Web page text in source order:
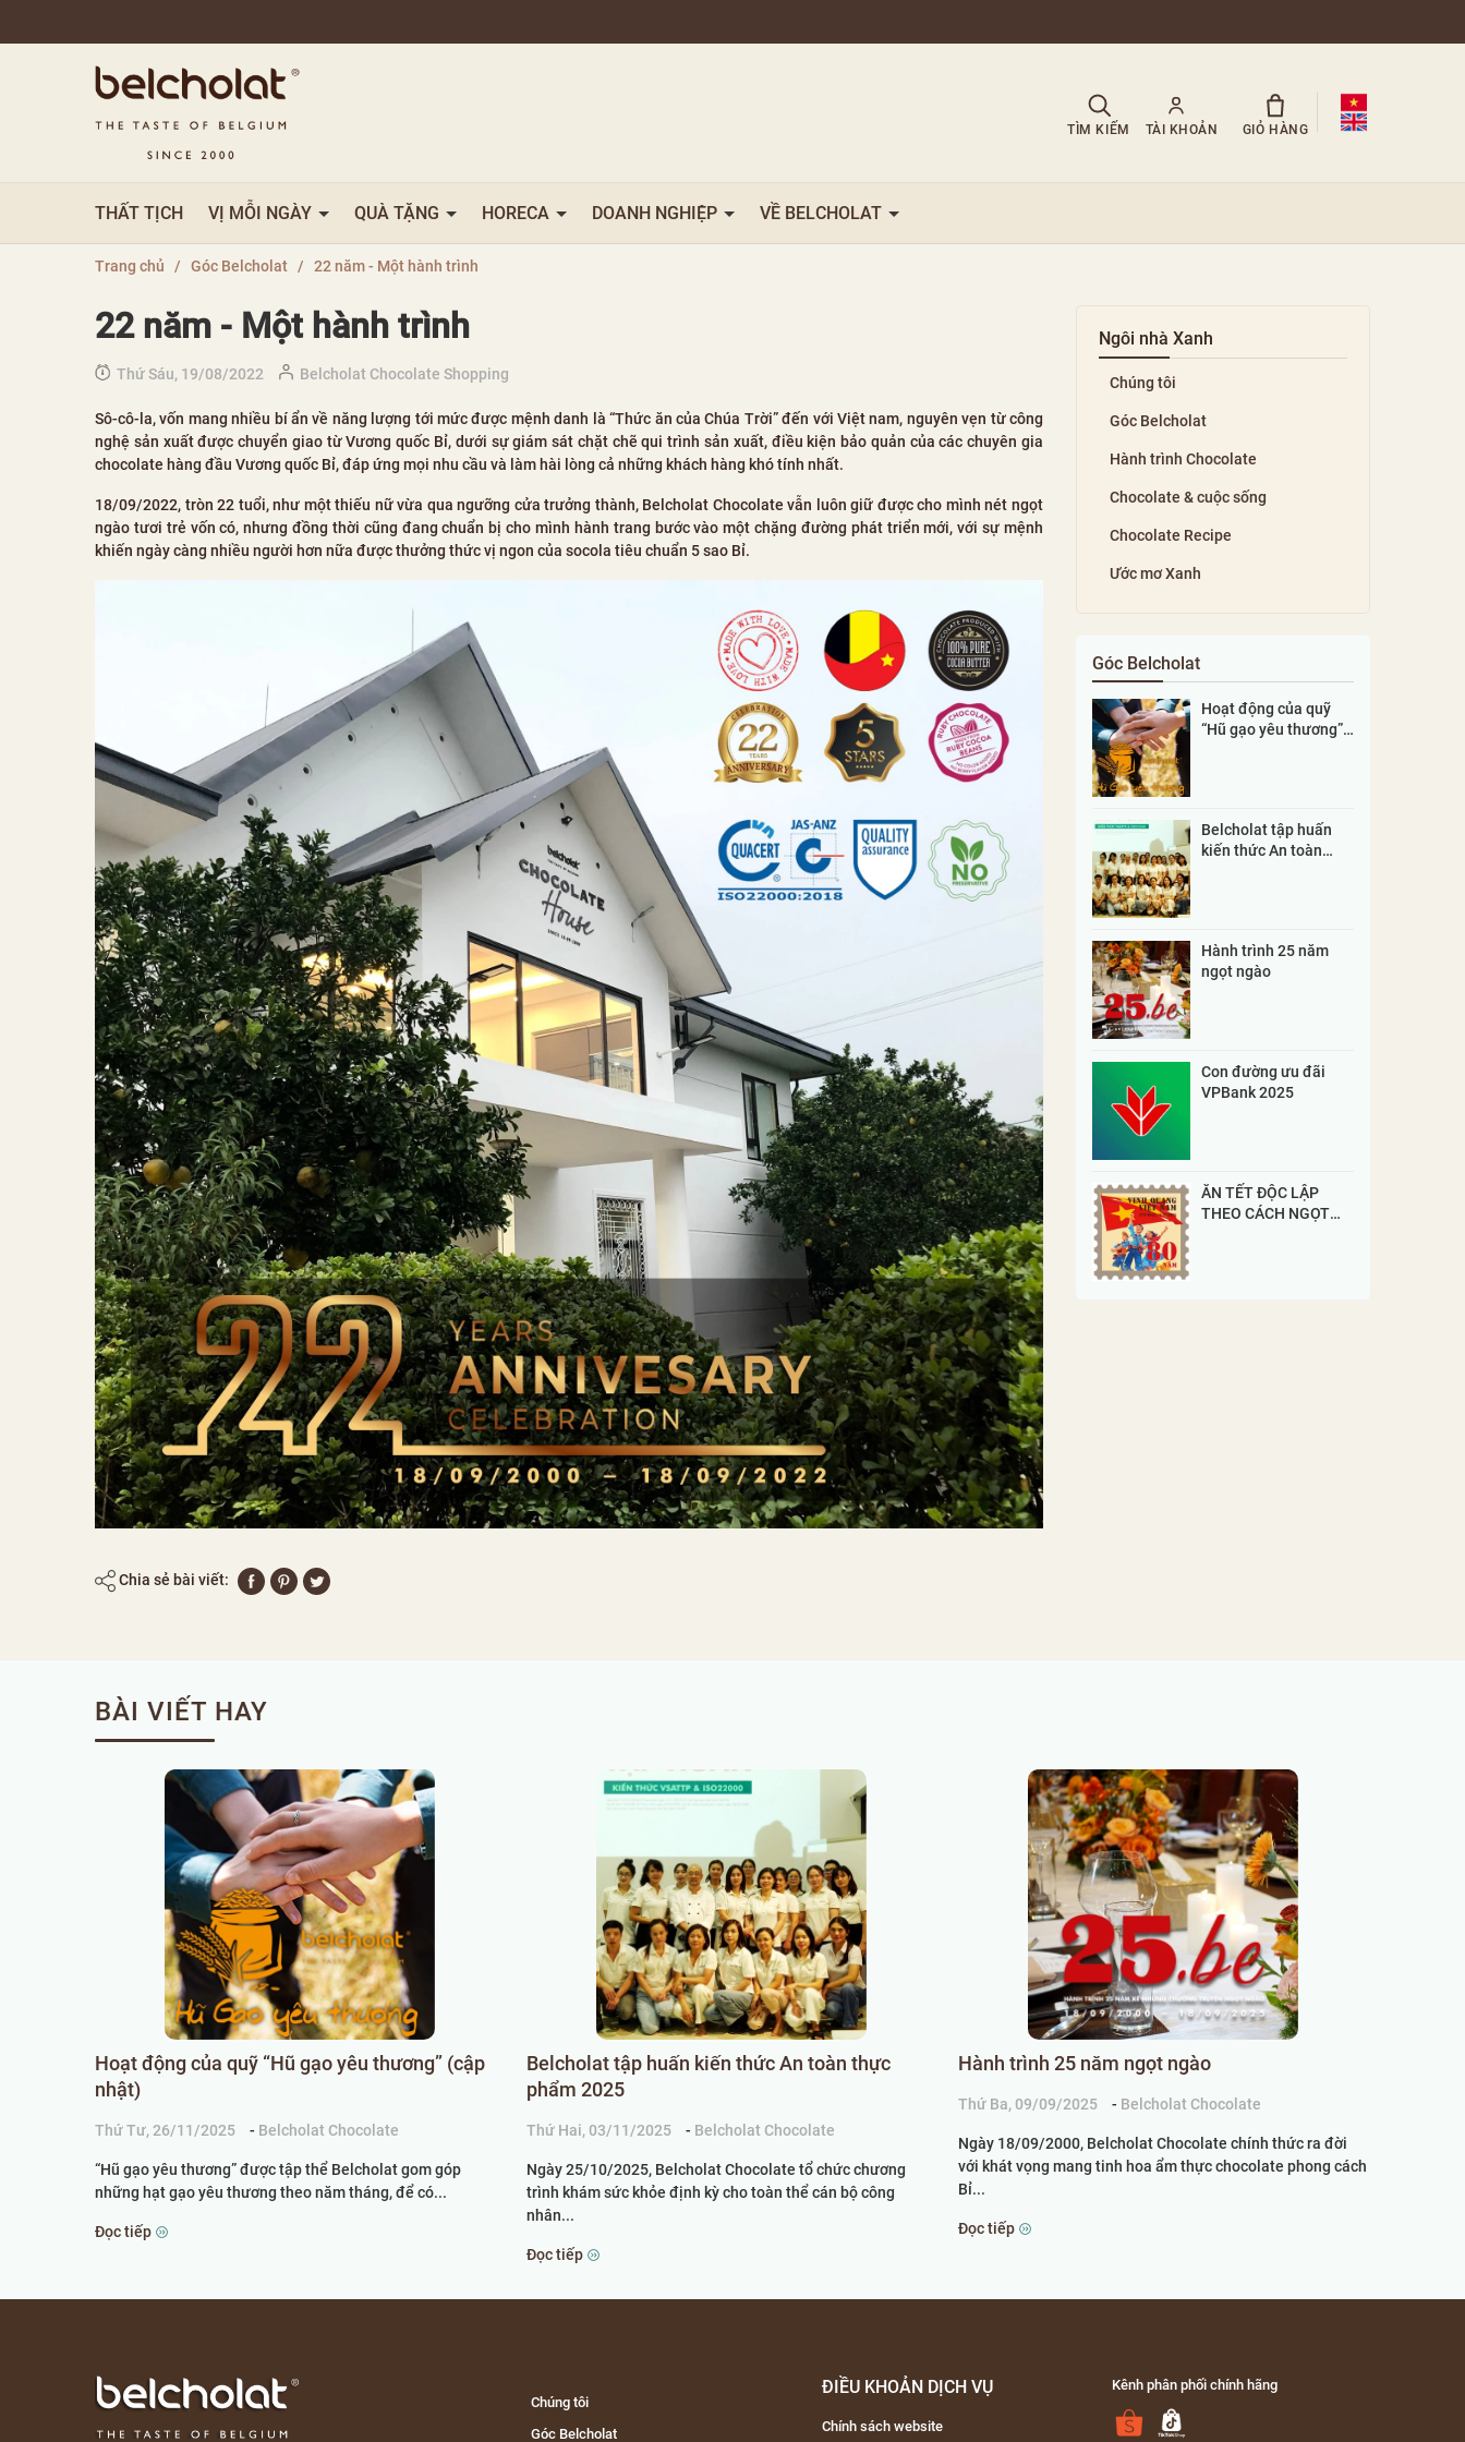
TÌM KIẾM TÀI KHOẢN GIỎ HÀNG
THẤT TỊCH VỊ MỖI NGÀY QUÀ TẶNG HORECA DOANH NGHIỆP VỀ BELCHOLAT
Trang chủ / Góc Belcholat / 22 năm - Một hành trình
22 năm - Một hành trình
Thứ Sáu, 19/08/2022 Belcholat Chocolate Shopping
Sô-cô-la, vốn mang nhiều bí ẩn về năng lượng tới mức được mệnh danh là “Thức ăn của Chúa Trời” đến với Việt nam, nguyên vẹn từ công
nghệ sản xuất được chuyển giao từ Vương quốc Bỉ, dưới sự giám sát chặt chẽ qui trình sản xuất, điều kiện bảo quản của các chuyên gia
chocolate hàng đầu Vương quốc Bỉ, đáp ứng mọi nhu cầu và làm hài lòng cả những khách hàng khó tính nhất.
18/09/2022, tròn 22 tuổi, như một thiếu nữ vừa qua ngưỡng cửa trưởng thành, Belcholat Chocolate vẫn luôn giữ được cho mình nét ngọt
ngào tươi trẻ vốn có, nhưng đồng thời cũng đang chuẩn bị cho mình hành trang bước vào một chặng đường phát triển mới, với sự mệnh
khiến ngày càng nhiều người hơn nữa được thưởng thức vị ngon của socola tiêu chuẩn 5 sao Bỉ.
Chia sẻ bài viết:
Ngôi nhà Xanh
Chúng tôi
Góc Belcholat
Hành trình Chocolate
Chocolate & cuộc sống
Chocolate Recipe
Ước mơ Xanh
Góc Belcholat
Hoạt động của quỹ
“Hũ gạo yêu thương”
Belcholat tập huấn
kiến thức An toàn
Hành trình 25 năm
ngọt ngào
Con đường ưu đãi
VPBank 2025
ĂN TẾT ĐỘC LẬP
THEO CÁCH NGỌT
BÀI VIẾT HAY
Hoạt động của quỹ “Hũ gạo yêu thương” (cập
nhật)
Thứ Tư, 26/11/2025 - Belcholat Chocolate
“Hũ gạo yêu thương” được tập thể Belcholat gom góp
những hạt gạo yêu thương theo năm tháng, để có...
Đọc tiếp
Belcholat tập huấn kiến thức An toàn thực
phẩm 2025
Thứ Hai, 03/11/2025 - Belcholat Chocolate
Ngày 25/10/2025, Belcholat Chocolate tổ chức chương
trình khám sức khỏe định kỳ cho toàn thể cán bộ công
nhân...
Đọc tiếp
Hành trình 25 năm ngọt ngào
Thứ Ba, 09/09/2025 - Belcholat Chocolate
Ngày 18/09/2000, Belcholat Chocolate chính thức ra đời
với khát vọng mang tinh hoa ẩm thực chocolate phong cách
Bỉ...
Đọc tiếp
Chúng tôi
Góc Belcholat
ĐIỀU KHOẢN DỊCH VỤ
Chính sách website
Kênh phân phối chính hãng